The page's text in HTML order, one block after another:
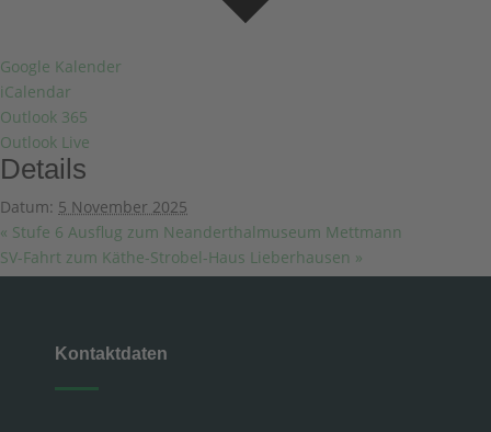
Google Kalender
iCalendar
Outlook 365
Outlook Live
Details
Datum: 5 November 2025
« Stufe 6 Ausflug zum Neanderthalmuseum Mettmann
SV-Fahrt zum Käthe-Strobel-Haus Lieberhausen »
Kontaktdaten